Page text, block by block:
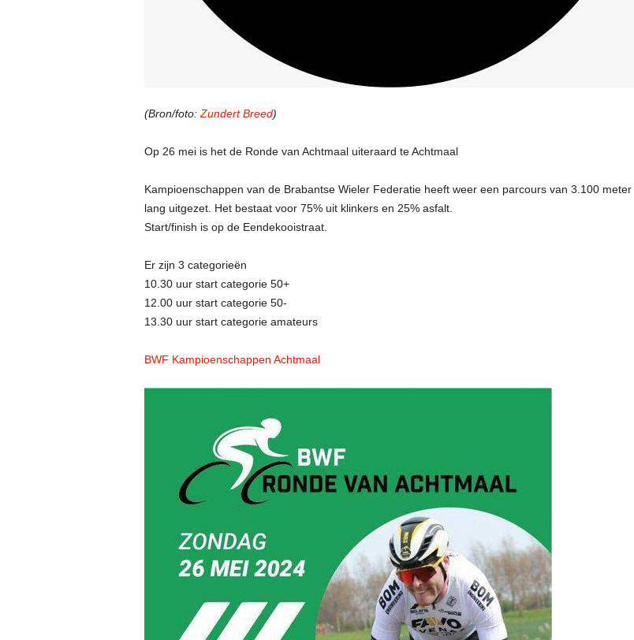
(Bron/foto: Zundert Breed)
Op 26 mei is het de Ronde van Achtmaal uiteraard te Achtmaal
Kampioenschappen van de Brabantse Wieler Federatie heeft weer een parcours van 3.100 meter
lang uitgezet. Het bestaat voor 75% uit klinkers en 25% asfalt.
Start/finish is op de Eendekooistraat.
Er zijn 3 categorieën
10.30 uur start categorie 50+
12.00 uur start categorie 50-
13.30 uur start categorie amateurs
BWF Kampioenschappen Achtmaal